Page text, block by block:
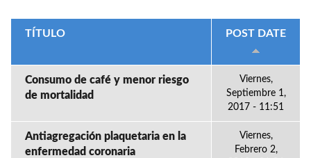
TÍTULO POST DATE
Consumo de café y menor riesgo
de mortalidad
Viernes,
Septiembre 1,
2017 - 11:51
Antiagregación plaquetaria en la
enfermedad coronaria
Viernes,
Febrero 2,